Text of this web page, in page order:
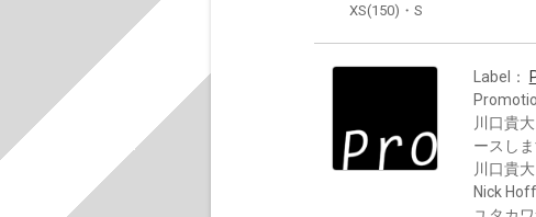
XS(150)・S
Label：
川口貴
ースしま
川口貴大
Nick